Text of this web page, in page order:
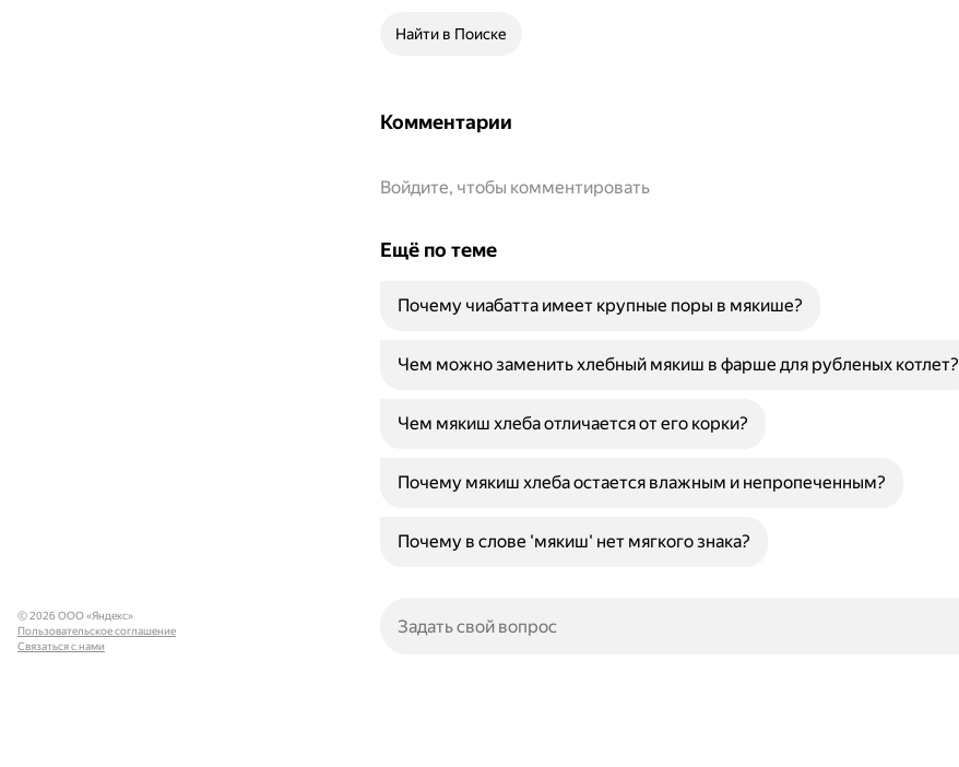
Найти в Поиске
Комментарии
Войдите, чтобы комментировать
Ещё по теме
Почему чиабатта имеет крупные поры в мякише?
Чем можно заменить хлебный мякиш в фарше для рубленых котлет?
Чем мякиш хлеба отличается от его корки?
Почему мякиш хлеба остается влажным и непропеченным?
Почему в слове 'мякиш' нет мягкого знака?
© 2026 ООО «Яндекс»
Пользовательское соглашение
Связаться с нами